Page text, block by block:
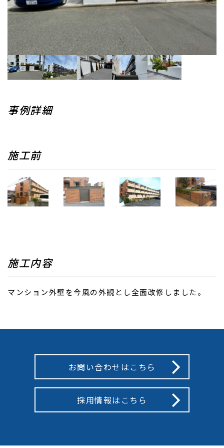
事例詳細
施工前
施工内容
マンション外壁を今風の外観とし全面改修しました。
お問い合わせはこちら
採用情報はこちら